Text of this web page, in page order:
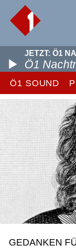
JETZT: Ö1
Ö1
Ö1 SOUND
GEDANKEN